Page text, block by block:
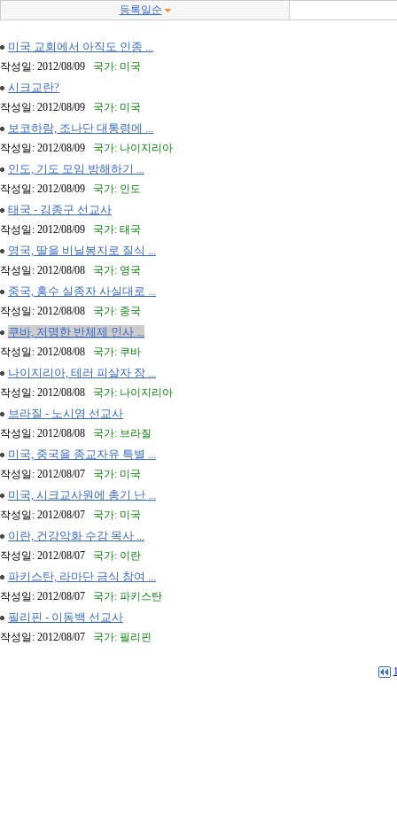
등록일순
미국 교회에서 아직도 인종 ...
작성일: 2012/08/09 국가: 미국
시크교란?
작성일: 2012/08/09 국가: 미국
보코하람, 조나단 대통령에 ...
작성일: 2012/08/09 국가: 나이지리아
인도, 기도 모임 방해하기 ...
작성일: 2012/08/09 국가: 인도
태국 - 김종구 선교사
작성일: 2012/08/09 국가: 태국
영국, 딸을 비닐봉지로 질식 ...
작성일: 2012/08/08 국가: 영국
중국, 홍수 실종자 사실대로 ...
작성일: 2012/08/08 국가: 중국
쿠바, 저명한 반체제 인사 ...
작성일: 2012/08/08 국가: 쿠바
나이지리아, 테러 피살자 장 ...
작성일: 2012/08/08 국가: 나이지리아
브라질 - 노시영 선교사
작성일: 2012/08/08 국가: 브라질
미국, 중국을 종교자유 특별 ...
작성일: 2012/08/07 국가: 미국
미국, 시크교사원에 총기 난 ...
작성일: 2012/08/07 국가: 미국
이란, 건강악화 수감 목사 ...
작성일: 2012/08/07 국가: 이란
파키스탄, 라마단 금식 참여 ...
작성일: 2012/08/07 국가: 파키스탄
필리핀 - 이동백 선교사
작성일: 2012/08/07 국가: 필리핀